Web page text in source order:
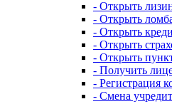
- Открыть
- Открыть
- Открыть
- Открыть
- Открыть
- Получить
- Регистрация
- Смена